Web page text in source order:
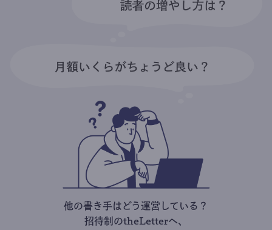
他の書き手はどう運営している？
招待制のtheLetterへ、